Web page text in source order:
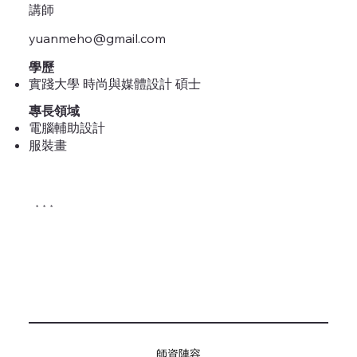
講師
yuanmeho@gmail.com
學歷
實踐大學 時尚與媒體設計 碩士
專長領域
電腦輔助設計
服裝畫
* * *